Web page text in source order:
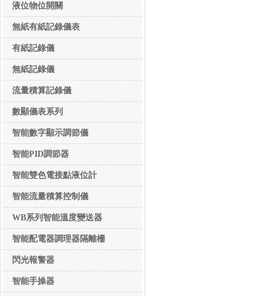
液位物位開關
無紙有紙記錄儀表
無紙有紙記錄儀表
有紙記錄儀
無紙記錄儀
流量積算記錄儀
數顯儀表系列
數顯儀表系列
智能數字顯示調節儀
智能PID調節器
智能雙色電接點液位計
智能流量積算控制儀
WB系列智能溫度變送器
智能配電器調理器隔離柵
閃光報警器
智能手操器